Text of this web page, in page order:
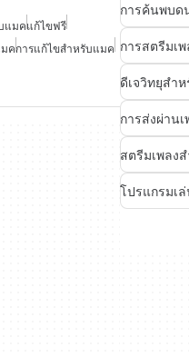
แมคแก้ไขฟรี
คการแก้ไขสำหรับแมค
การค้นพบด
การสตรีมเ
ดีเจวิทยุสำ
การส่งผ่าน
สตรีมเพลง
โปรแกรมเ